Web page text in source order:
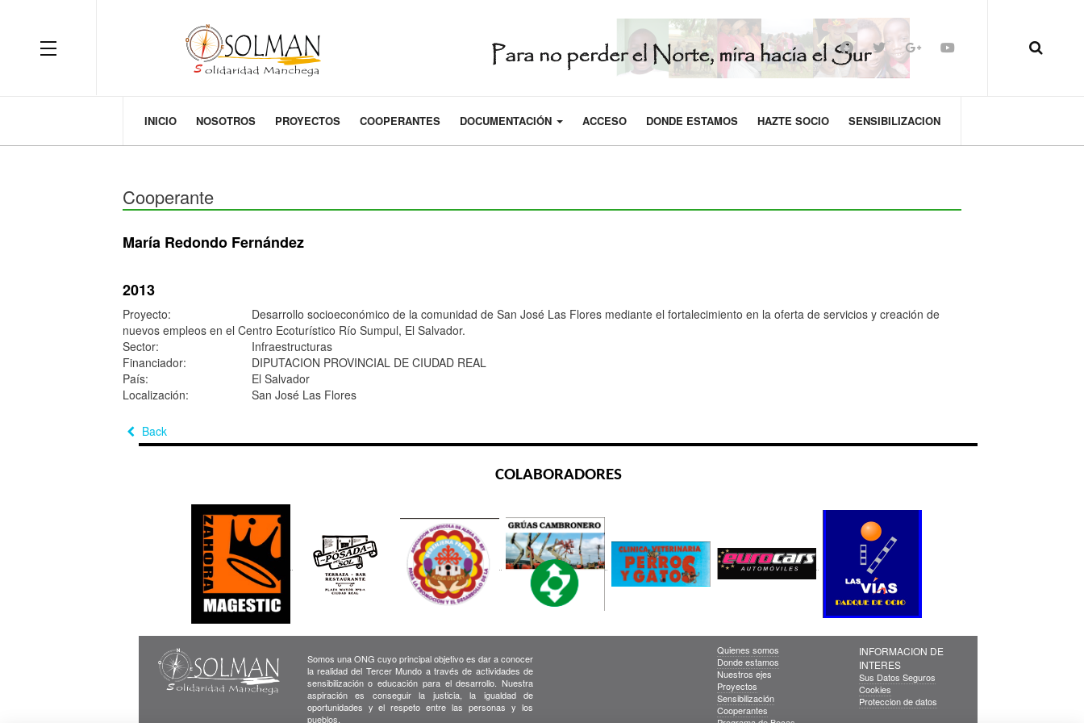
OFF CANVAS
INICIO NOSOTROS PROYECTOS COOPERANTES DOCUMENTACIÓN ACCESO DONDE ESTAMOS HAZTE SOCIO SENSIBILIZACION
Cooperante
María Redondo Fernández
2013
Proyecto:
Desarrollo socioeconómico de la comunidad de San José Las Flores mediante el fortalecimiento en la oferta de servicios y creación de
nuevos empleos en el Centro Ecoturístico Río Sumpul, El Salvador.
Sector:
Infraestructuras
Financiador:
DIPUTACION PROVINCIAL DE CIUDAD REAL
País:
El Salvador
Localización:
San José Las Flores
Back
COLABORADORES
Somos una ONG cuyo principal objetivo es dar a conocer
la realidad del Tercer Mundo a través de actividades de
sensibilización o educación para el desarrollo. Nuestra
aspiración es conseguir la justicia, la igualdad de
oportunidades y el respeto entre las personas y los
pueblos.
Quienes somos
Donde estamos
Nuestros ejes
Proyectos
Sensibilización
Cooperantes
INFORMACION DE
INTERES
Sus Datos Seguros
Cookies
Proteccion de datos